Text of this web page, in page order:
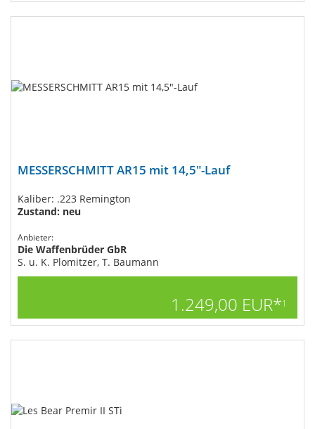
MESSERSCHMITT AR15 mit 14,5"-Lauf
Kaliber: .223 Remington
Zustand: neu
Anbieter:
Die Waffenbrüder GbR
S. u. K. Plomitzer, T. Baumann
1.249,00 EUR*1